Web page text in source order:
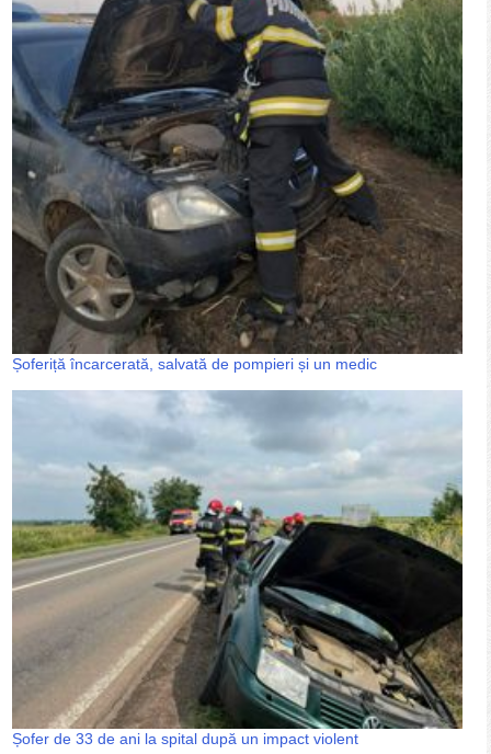
Șoferiță încarcerată, salvată de pompieri și un medic
Șofer de 33 de ani la spital după un impact violent